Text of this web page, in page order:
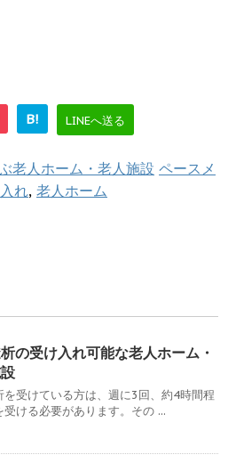
B! LINEへ送る
老人ホーム・老人施設 ペースメ
れ, 老人ホーム
の受け入れ可能な老人ホーム・
を受けている方は、週に3回、約4時間程
受ける必要があります。その ...